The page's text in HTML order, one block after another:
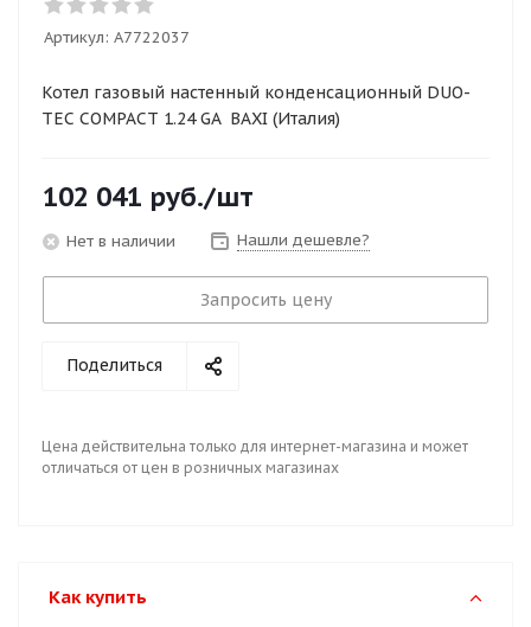
Артикул: A7722037
Котел газовый настенный конденсационный DUO-
TEC COMPACT 1.24 GA BAXI (Италия)
102 041 руб./шт
Нет в наличии Нашли дешевле?
Запросить цену
Поделиться
Цена действительна только для интернет-магазина и может
отличаться от цен в розничных магазинах
Как купить